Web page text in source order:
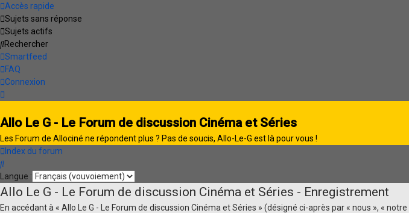
Accès rapide
Sujets sans réponse
Sujets actifs
Rechercher
Smartfeed
FAQ
Connexion
Allo Le G - Le Forum de discussion Cinéma et Séries
Les Forum de Allociné ne répondent plus ? Pas de soucis, Allo-Le-G est là pour vous !
Index du forum
Rechercher
Langue :
Allo Le G - Le Forum de discussion Cinéma et Séries - Enregistrement
En accédant à « Allo Le G - Le Forum de discussion Cinéma et Séries » (désigné ci-après par « nous », «